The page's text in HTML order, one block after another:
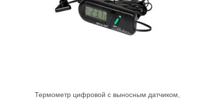
Термометр цифровой с выносным датчиком,